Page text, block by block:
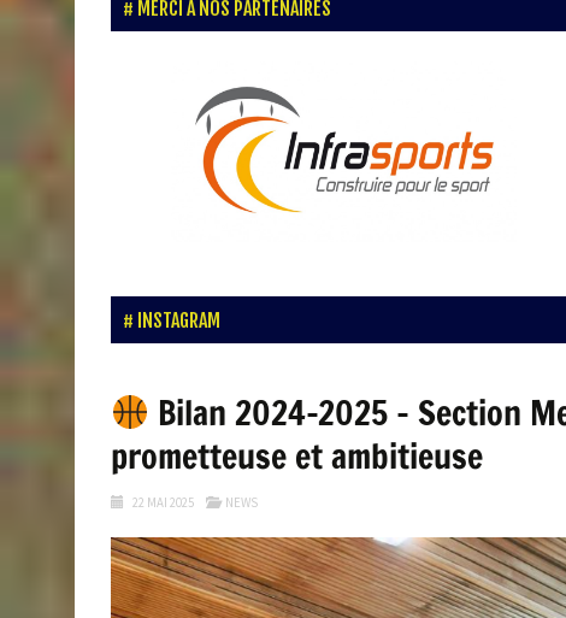
MERCI À NOS PARTENAIRES
INSTAGRAM
Bilan 2024-2025 – Section
prometteuse et ambitieuse
22 MAI 2025 NEWS